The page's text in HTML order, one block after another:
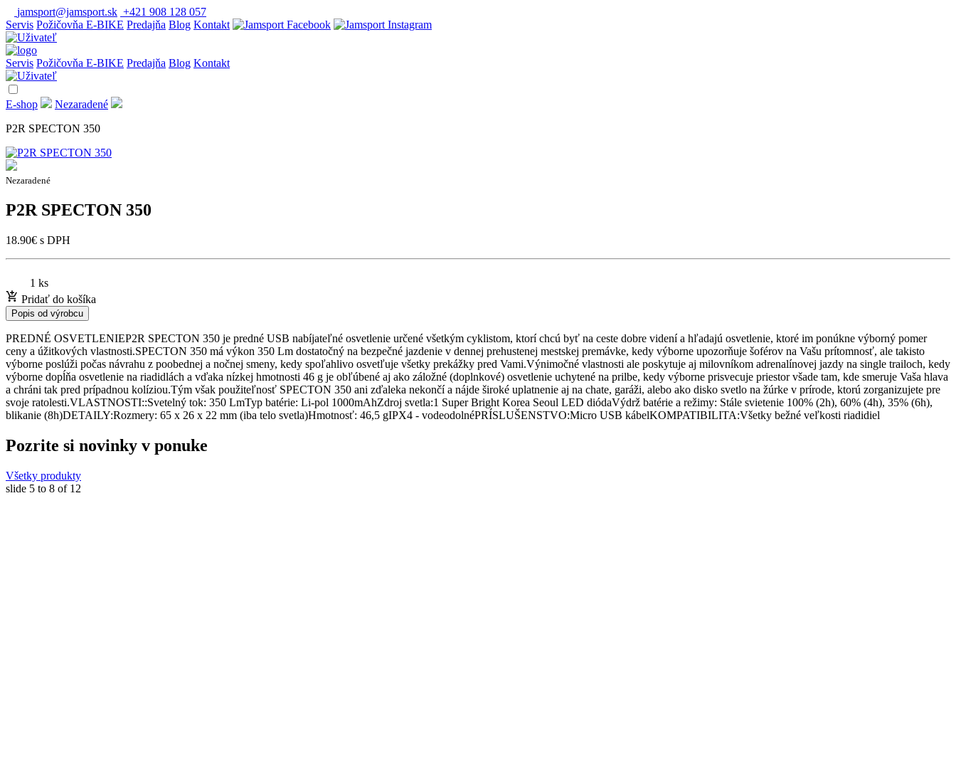
jamsport@jamsport.sk +421 908 128 057
Servis Požičovňa E-BIKE Predajňa Blog Kontakt
Servis Požičovňa E-BIKE Predajňa Blog Kontakt
E-shop
Nezaradené
P2R SPECTON 350
Nezaradené
P2R SPECTON 350
18.90€ s DPH
1 ks
Pridať do košíka
Popis od výrobcu
PREDNÉ OSVETLENIEP2R SPECTON 350 je predné USB nabíjateľné osvetlenie určené všetkým cyklistom, ktorí chcú byť na ceste dobre videní a hľadajú osvetlenie, ktoré im ponúkne výborný pomer
ceny a úžitkových vlastnosti.SPECTON 350 má výkon 350 Lm dostatočný na bezpečné jazdenie v dennej prehustenej mestskej premávke, kedy výborne upozorňuje šoférov na Vašu prítomnosť, ale takisto
výborne poslúži počas návrahu z poobednej a nočnej smeny, kedy spoľahlivo osvetľuje všetky prekážky pred Vami.Výnimočné vlastnosti ale poskytuje aj milovníkom adrenalínovej jazdy na single trailoch, kedy
výborne dopĺňa osvetlenie na riadidlách a vďaka nízkej hmotnosti 46 g je obľúbené aj ako záložné (doplnkové) osvetlenie uchytené na prilbe, kedy výborne prisvecuje priestor všade tam, kde smeruje Vaša hlava
a chráni tak pred prípadnou kolíziou.Tým však použiteľnosť SPECTON 350 ani zďaleka nekončí a nájde široké uplatnenie aj na chate, garáži, alebo ako disko svetlo na žúrke v prírode, ktorú zorganizujete pre
svoje ratolesti.VLASTNOSTI::Svetelný tok: 350 LmTyp batérie: Li-pol 1000mAhZdroj svetla:1 Super Bright Korea Seoul LED diódaVýdrž batérie a režimy: Stále svietenie 100% (2h), 60% (4h), 35% (6h),
blikanie (8h)DETAILY:Rozmery: 65 x 26 x 22 mm (iba telo svetla)Hmotnosť: 46,5 gIPX4 - vodeodolnéPRÍSLUŠENSTVO:Micro USB kábelKOMPATIBILITA:Všetky bežné veľkosti riadidiel
Pozrite si novinky v ponuke
Všetky produkty
slide 5 to 8 of 12